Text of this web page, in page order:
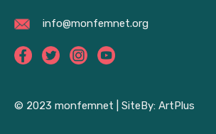
info@monfemnet.org
© 2023 monfemnet | SiteBy: ArtPlus